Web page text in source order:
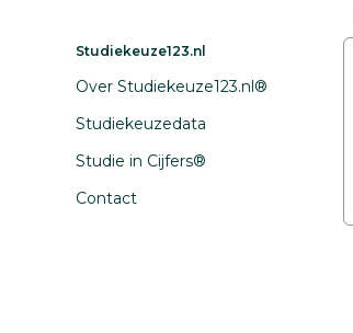
Studiekeuze123.nl
Over Studiekeuze123.nl®
Studiekeuzedata
Studie in Cijfers®
Contact